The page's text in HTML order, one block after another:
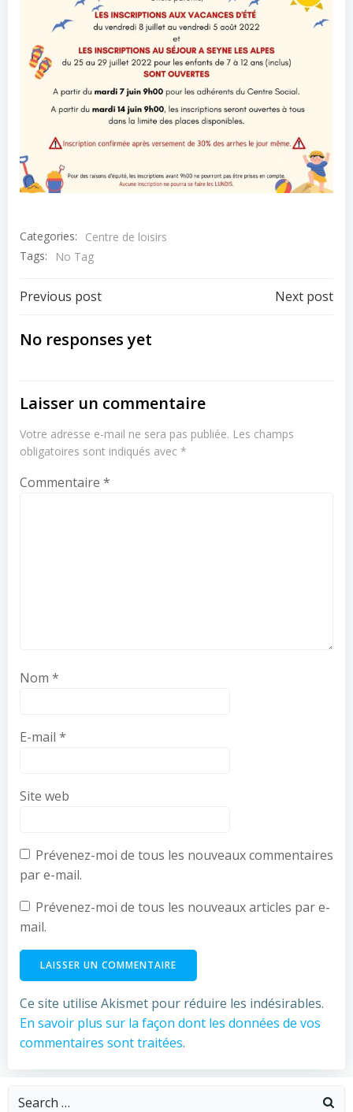
Categories:
Centre de loisirs
Tags:
No Tag
Post
navigation
Previous post Next post
No responses yet
Laisser un commentaire
Votre adresse e-mail ne sera pas publiée. Les champs
obligatoires sont indiqués avec *
Commentaire *
Nom *
E-mail *
Site web
Prévenez-moi de tous les nouveaux commentaires
par e-mail.
Prévenez-moi de tous les nouveaux articles par e-
mail.
Ce site utilise Akismet pour réduire les indésirables.
En savoir plus sur la façon dont les données de vos
commentaires sont traitées.
Search